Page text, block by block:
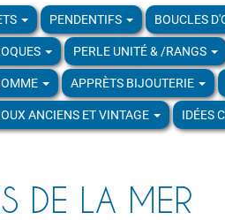
PENDENTIFS BOUCLES
PERLE UNITÉ & /RANGS
APPRÈTS BIJOUTERIE
ANCIENS ET VINTAGE IDÉES
DE LA MER